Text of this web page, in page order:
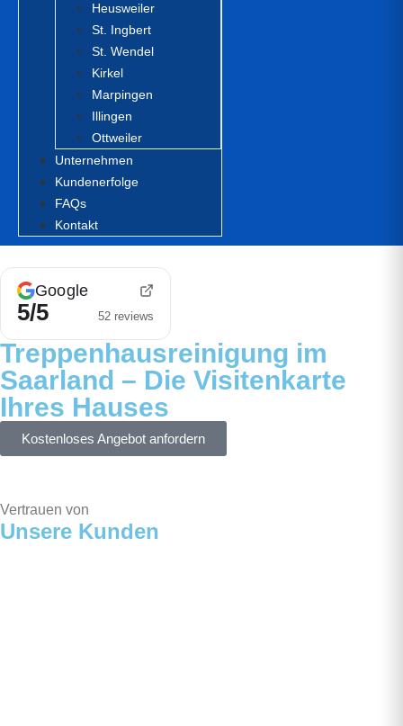
Heusweiler
St. Ingbert
St. Wendel
Kirkel
Marpingen
Illingen
Ottweiler
Unternehmen
Kundenerfolge
FAQs
Kontakt
Google
5/5 52 reviews
Treppenhausreinigung im
Saarland – Die Visitenkarte
Ihres Hauses
Kostenloses Angebot anfordern
Vertrauen von
Unsere Kunden